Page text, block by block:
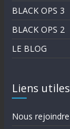
BLACK OPS 3
BLACK OPS 2
LE BLOG
Liens utiles
Nous rejoindre